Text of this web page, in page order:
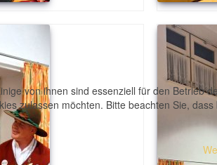
von ihnen sind essenziell für den
zulassen möchten. Bitte beachten Sie,